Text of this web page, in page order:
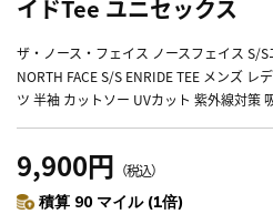
イドTee ユニセックス
ザ・ノース・フェイス ノースフェイス S/
NORTH FACE S/S ENRIDE TEE メンズ レ
ツ 半袖 カットソー UVカット 紫外線対策
9,900円 （税込）
積算 90 マイル (1倍)